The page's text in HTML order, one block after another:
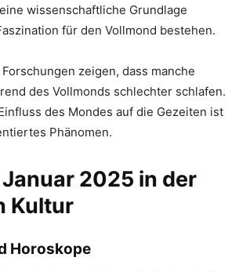
wissenschaftliche Grundlage
für den Vollmond bestehen.
Forschungen zeigen, dass manche
des Vollmonds schlechter schlafen.
des Mondes auf die Gezeiten ist
Phänomen.
2025 in der
Kultur
Horoskope